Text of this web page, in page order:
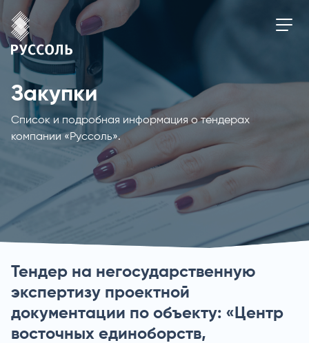
Закупки
Список и подробная информация о тендерах
компании «Руссоль».
Тендер на негосударственную
экспертизу проектной
документации по объекту: «Центр
восточных единоборств,